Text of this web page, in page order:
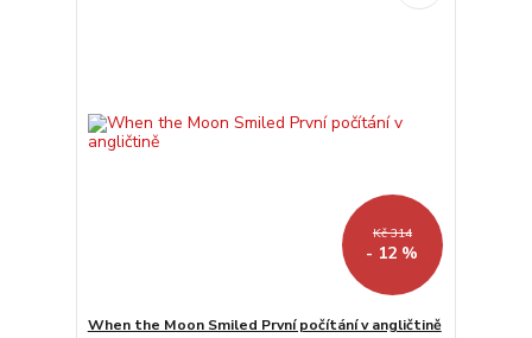
Kč 314
- 12 %
When the Moon Smiled První počítání v angličtině